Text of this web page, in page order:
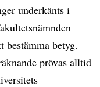
underkänts i
bestämma betyg.
prövas alltid